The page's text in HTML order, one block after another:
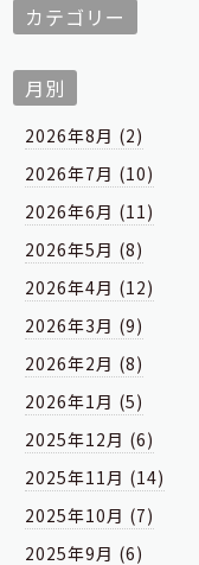
カテゴリー
月別
2026年8月 (2)
2026年7月 (10)
2026年6月 (11)
2026年5月 (8)
2026年4月 (12)
2026年3月 (9)
2026年2月 (8)
2026年1月 (5)
2025年12月 (6)
2025年11月 (14)
2025年10月 (7)
2025年9月 (6)